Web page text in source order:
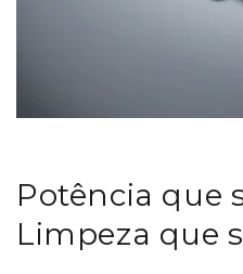
Potência que
Limpeza que